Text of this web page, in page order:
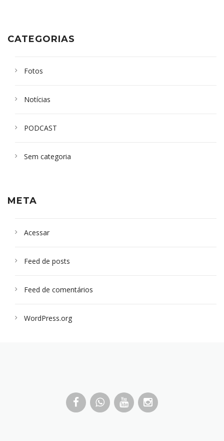
CATEGORIAS
Fotos
Notícias
PODCAST
Sem categoria
META
Acessar
Feed de posts
Feed de comentários
WordPress.org